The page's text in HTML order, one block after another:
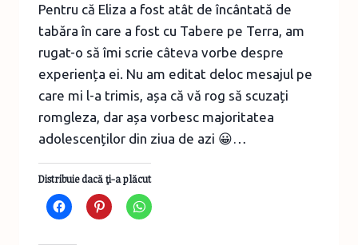
Pentru că Eliza a fost atât de încântată de
tabăra în care a fost cu Tabere pe Terra, am
rugat-o să îmi scrie câteva vorbe despre
experiența ei. Nu am editat deloc mesajul pe
care mi l-a trimis, așa că vă rog să scuzați
romgleza, dar așa vorbesc majoritatea
adolescenților din ziua de azi 😀…
Distribuie dacă ţi-a plăcut